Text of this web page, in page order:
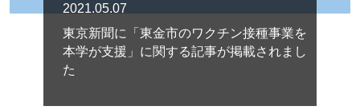
2021.05.07
東京新聞に「東金市のワクチン接種事業を
本学が支援」に関する記事が掲載されまし
た